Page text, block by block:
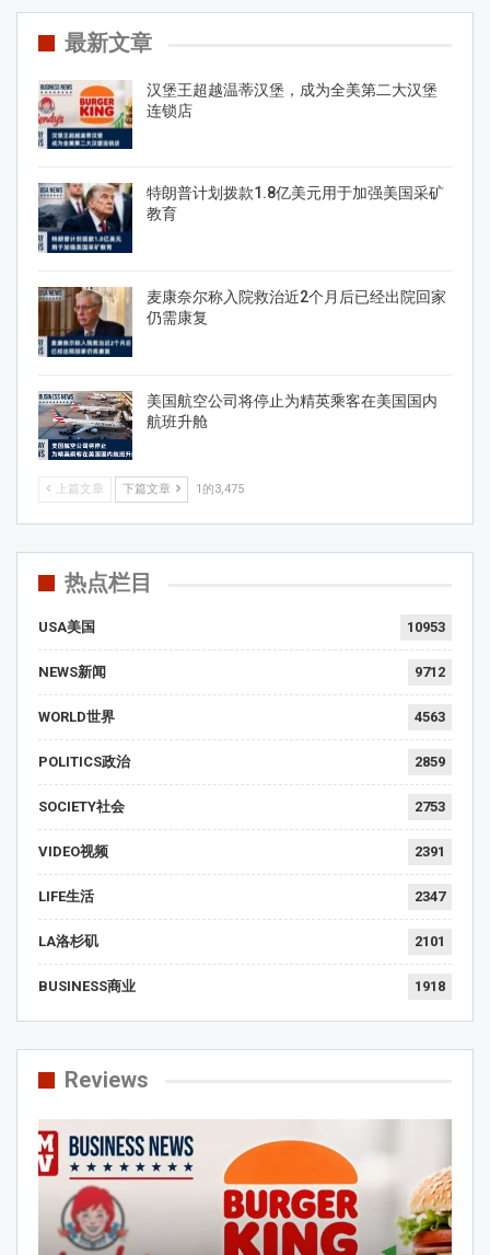
最新文章
汉堡王超越温蒂汉堡，成为全美第二大汉堡
连锁店
特朗普计划拨款1.8亿美元用于加强美国采矿
教育
麦康奈尔称入院救治近2个月后已经出院回家
仍需康复
美国航空公司将停止为精英乘客在美国国内
航班升舱
上篇文章 下篇文章 1的3,475
热点栏目
USA美国 10953
NEWS新闻 9712
WORLD世界 4563
POLITICS政治 2859
SOCIETY社会 2753
VIDEO视频 2391
LIFE生活 2347
LA洛杉矶 2101
BUSINESS商业 1918
Reviews